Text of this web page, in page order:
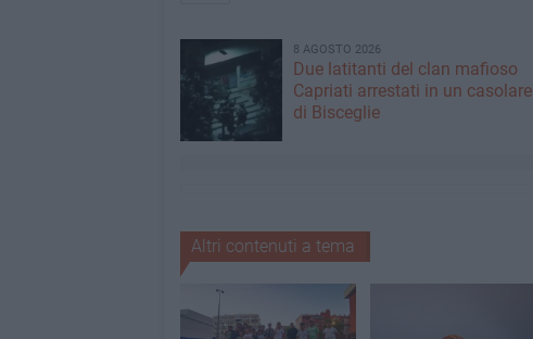
8 AGOSTO 2026
Due latitanti del clan mafioso
Capriati arrestati in un casolare
di Bisceglie
Altri contenuti a tema